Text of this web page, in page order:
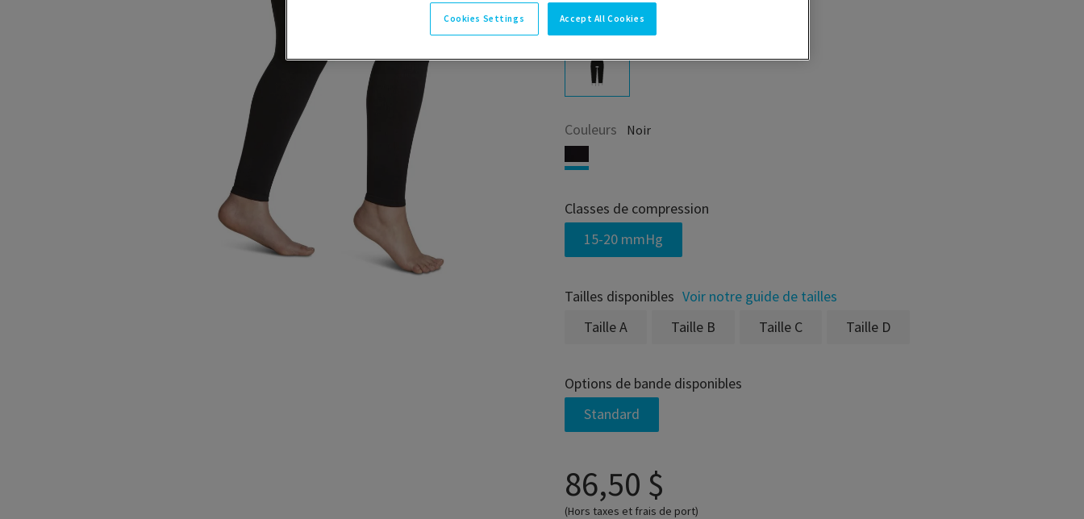
Modèle Legging
Couleurs Noir
Classes de compression
15-20 mmHg
Tailles disponibles Voir notre guide de tailles
Taille A
Taille B Taille C Taille D
Options de bande disponibles
Standard
86,50 $
(Hors taxes et frais de port)
Cookies Settings Accept All Cookies